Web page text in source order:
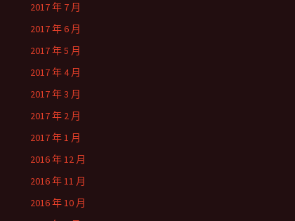
2017 年 7 月
2017 年 6 月
2017 年 5 月
2017 年 4 月
2017 年 3 月
2017 年 2 月
2017 年 1 月
2016 年 12 月
2016 年 11 月
2016 年 10 月